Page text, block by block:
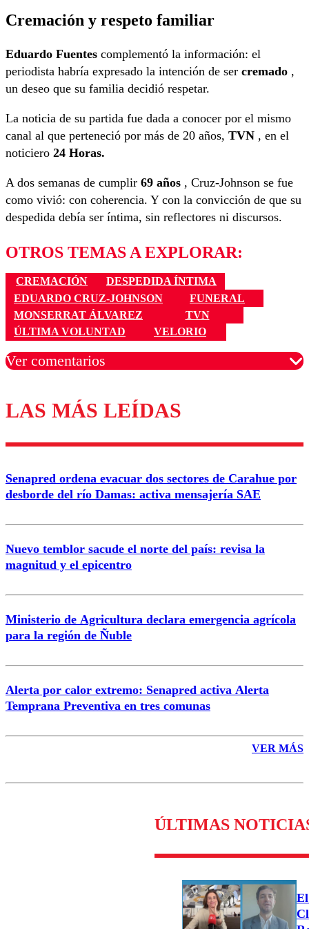
Cremación y respeto familiar
Eduardo Fuentes complementó la información: el
periodista habría expresado la intención de ser cremado ,
un deseo que su familia decidió respetar.
La noticia de su partida fue dada a conocer por el mismo
canal al que perteneció por más de 20 años, TVN , en el
noticiero 24 Horas.
A dos semanas de cumplir 69 años , Cruz-Johnson se fue
como vivió: con coherencia. Y con la convicción de que su
despedida debía ser íntima, sin reflectores ni discursos.
OTROS TEMAS A EXPLORAR:
CREMACIÓN
DESPEDIDA ÍNTIMA
EDUARDO CRUZ-JOHNSON
FUNERAL
MONSERRAT ÁLVAREZ
TVN
ÚLTIMA VOLUNTAD
VELORIO
Ver comentarios
Los comentarios son moderados para garantizar un
diálogo respetuoso.
Nombre
Correo
LAS MÁS LEÍDAS
Senapred ordena evacuar dos sectores de Carahue por
desborde del río Damas: activa mensajería SAE
Nuevo temblor sacude el norte del país: revisa la
magnitud y el epicentro
Ministerio de Agricultura declara emergencia agrícola
para la región de Ñuble
Alerta por calor extremo: Senapred activa Alerta
Temprana Preventiva en tres comunas
VER MÁS
ÚLTIMAS